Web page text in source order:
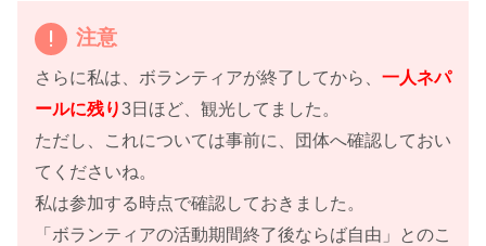
注意
さらに私は、ボランティアが終了してから、 一人ネパ
ールに残り3日ほど、観光してました。
ただし、これについては事前に、団体へ確認しておい
てくださいね。
私は参加する時点で確認しておきました。
「ボランティアの活動期間終了後ならば自由」とのこ